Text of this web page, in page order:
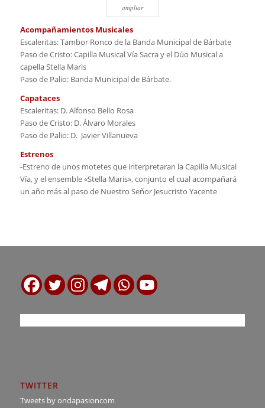
ampliar
Acompañamientos Musicales
Escaleritas: Tambor Ronco de la Banda Municipal de Bárbate
Paso de Cristo: Capilla Musical Vía Sacra y el Dúo Musical a
capella Stella Maris
Paso de Palio: Banda Municipal de Bárbate.
Capataces
Escaleritas: D. Alfonso Bello Rosa
Paso de Cristo: D. Álvaro Morales
Paso de Palio: D. Javier Villanueva
Estrenos
-Estreno de unos motetes que interpretaran la Capilla Musical
Vía, y el ensemble «Stella Maris», conjunto el cual acompañará
un año más al paso de Nuestro Señor Jesucristo Yacente
TWITTER
Tweets by ondapasioncom